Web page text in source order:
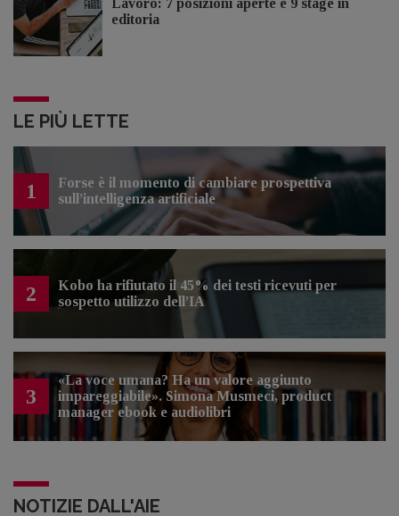
Lavoro: 7 posizioni aperte e 9 stage in
editoria
LE PIÙ LETTE
1
Forse è il momento di cambiare prospettiva
sull’intelligenza artificiale
2
Kobo ha rifiutato il 45% dei testi ricevuti per
sospetto utilizzo dell’IA
3
«La voce umana? Ha un valore aggiunto
impareggiabile». Simona Musmeci, product
manager ebook e audiolibri
NOTIZIE DALL'AIE